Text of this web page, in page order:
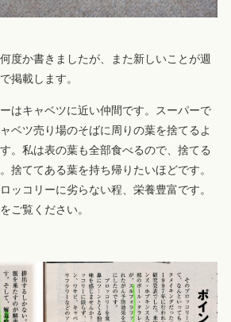
度か書きましたが、また新しいことが週
掲載します。
はキャベツに近い仲間です。スーパーで
ベツ売り場のそばに周りの葉を捨てるよ
。私は表の葉も全部食べるので、捨てる
捨ててある葉を持ち帰りたいほどです。
ッコリーに劣らない程、栄養豊富です。
ご覧ください。